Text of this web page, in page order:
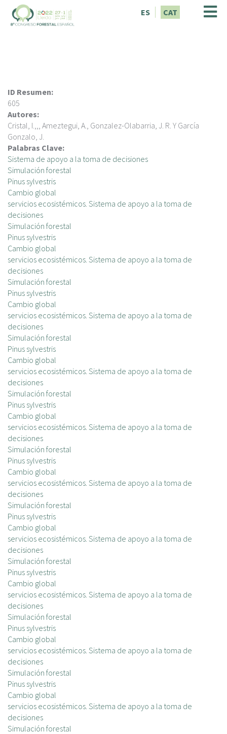
ES CAT
ID Resumen:
605
Autores:
Cristal, I.,,, Ameztegui, A., Gonzalez-Olabarria, J. R. Y García
Gonzalo, J.
Palabras Clave:
Sistema de apoyo a la toma de decisiones
Simulación forestal
Pinus sylvestris
Cambio global
servicios ecosistémicos. Sistema de apoyo a la toma de
decisiones
Simulación forestal
Pinus sylvestris
Cambio global
servicios ecosistémicos. Sistema de apoyo a la toma de
decisiones
Simulación forestal
Pinus sylvestris
Cambio global
servicios ecosistémicos. Sistema de apoyo a la toma de
decisiones
Simulación forestal
Pinus sylvestris
Cambio global
servicios ecosistémicos. Sistema de apoyo a la toma de
decisiones
Simulación forestal
Pinus sylvestris
Cambio global
servicios ecosistémicos. Sistema de apoyo a la toma de
decisiones
Simulación forestal
Pinus sylvestris
Cambio global
servicios ecosistémicos. Sistema de apoyo a la toma de
decisiones
Simulación forestal
Pinus sylvestris
Cambio global
servicios ecosistémicos. Sistema de apoyo a la toma de
decisiones
Simulación forestal
Pinus sylvestris
Cambio global
servicios ecosistémicos. Sistema de apoyo a la toma de
decisiones
Simulación forestal
Pinus sylvestris
Cambio global
servicios ecosistémicos. Sistema de apoyo a la toma de
decisiones
Simulación forestal
Pinus sylvestris
Cambio global
servicios ecosistémicos. Sistema de apoyo a la toma de
decisiones
Simulación forestal